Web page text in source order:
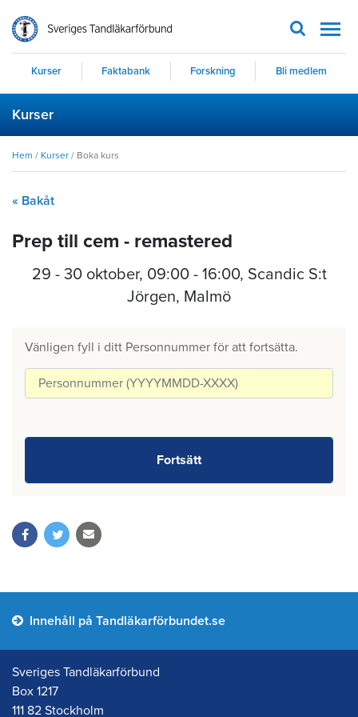
Kurser Faktabank Forskning Bli medlem
Kurser
Hem / Kurser / Boka kurs
« Bakåt
Prep till cem - remastered
29 - 30 oktober, 09:00 - 16:00, Scandic S:t
Jörgen, Malmö
Vänligen fyll i ditt Personnummer för att fortsätta.
Innehåll på Tandläkarförbundet.se
Sveriges Tandläkarförbund
Box 1217
111 82 Stockholm